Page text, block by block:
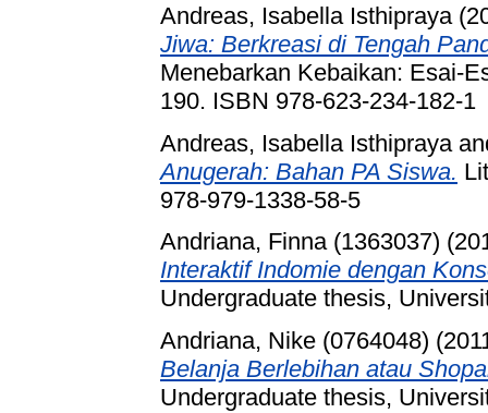
Andreas, Isabella Isthipraya
Jiwa: Berkreasi di Tengah
Menebarkan Kebaikan: Esai-
190. ISBN 978-623-234-182-1
Andreas, Isabella Isthipraya
Anugerah: Bahan PA Siswa.
978-979-1338-58-5
Andriana, Finna (1363037)
Interaktif Indomie dengan
Undergraduate thesis,
Andriana, Nike (0764048)
Belanja Berlebihan atau
Undergraduate thesis,